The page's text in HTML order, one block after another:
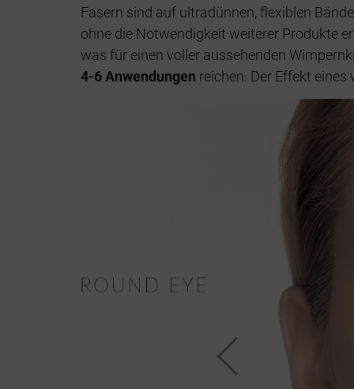
Fasern sind auf ultradünnen, flexiblen
ohne die Notwendigkeit weiterer Produkte
was für einen voller aussehenden
4-6 Anwendungen reichen. Der Effekt eines